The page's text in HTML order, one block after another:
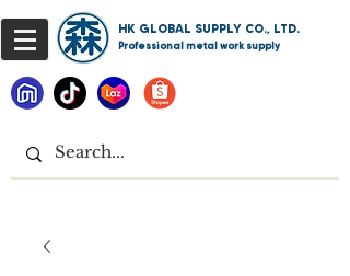
HK GLOBAL SUPPLY CO., LTD.
Professional metal work supply